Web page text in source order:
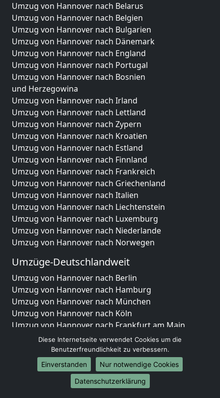
Umzug von Hannover nach Belarus
Umzug von Hannover nach Belgien
Umzug von Hannover nach Bulgarien
Umzug von Hannover nach Dänemark
Umzug von Hannover nach England
Umzug von Hannover nach Portugal
Umzug von Hannover nach Bosnien
und Herzegowina
Umzug von Hannover nach Irland
Umzug von Hannover nach Lettland
Umzug von Hannover nach Zypern
Umzug von Hannover nach Kroatien
Umzug von Hannover nach Estland
Umzug von Hannover nach Finnland
Umzug von Hannover nach Frankreich
Umzug von Hannover nach Griechenland
Umzug von Hannover nach Italien
Umzug von Hannover nach Liechtenstein
Umzug von Hannover nach Luxemburg
Umzug von Hannover nach Niederlande
Umzug von Hannover nach Norwegen
Umzüge-Deutschlandweit
Umzug von Hannover nach Berlin
Umzug von Hannover nach Hamburg
Umzug von Hannover nach München
Umzug von Hannover nach Köln
Umzug von Hannover nach Frankfurt am Main
Umzug von Hannover nach Stuttgart
Umzug von Hannover nach Düsseldorf
Umzug von Hannover nach Leipzig
Umzug von Hannover nach Dortmund
Umzug von Hannover nach Essen
Diese Internetseite verwendet Cookies um die
Benutzerfreundlichkeit zu verbessern.
Einverstanden
Nur notwendige Cookies
Datenschutzerklärung